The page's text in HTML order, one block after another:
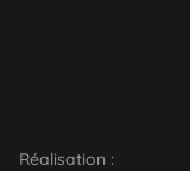
Réalisation :